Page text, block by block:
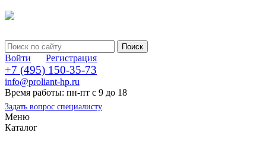
Войти Регистрация
+7 (495) 150-35-73
info@proliant-hp.ru
Время работы: пн-пт с 9 до 18
Задать вопрос специалисту
Меню
Каталог